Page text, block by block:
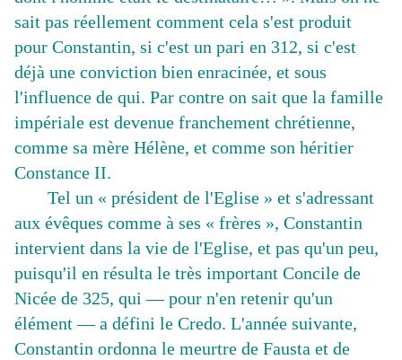
sait pas réellement comment cela s'est produit
pour Constantin, si c'est un pari en 312, si c'est
déjà une conviction bien enracinée, et sous
l'influence de qui. Par contre on sait que la famille
impériale est devenue franchement chrétienne,
comme sa mère Hélène, et comme son héritier
Constance II.
Tel un « président de l'Eglise » et s'adressant
aux évêques comme à ses « frères », Constantin
intervient dans la vie de l'Eglise, et pas qu'un peu,
puisqu'il en résulta le très important Concile de
Nicée de 325, qui — pour n'en retenir qu'un
élément — a défini le Credo. L'année suivante,
Constantin ordonna le meurtre de Fausta et de